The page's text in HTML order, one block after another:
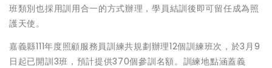
班類別也採用訓用合一的方式辦理，學員結訓後即可留任成為照
護天使。
嘉義縣111年度照顧服務員訓練共規劃辦理12個訓練班次，於3月9
日起已開訓3班，預計提供370個參訓名額。訓練地點涵蓋義